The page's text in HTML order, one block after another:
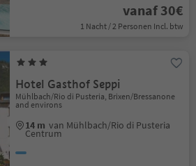
vanaf 30€
1 Nacht / 2 Personen Incl. btw
Hotel Gasthof Seppi
Mühlbach/Rio di Pusteria, Brixen/Bressanone
and environs
14 m van Mühlbach/Rio di Pusteria
Centrum